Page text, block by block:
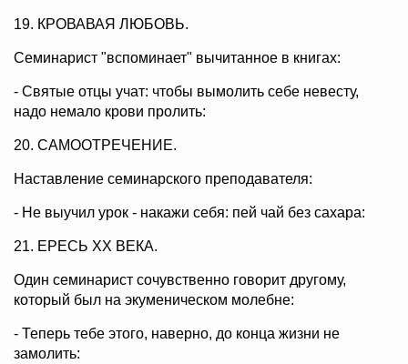
19. КРОВАВАЯ ЛЮБОВЬ.
Семинарист "вспоминает" вычитанное в книгах:
- Святые отцы учат: чтобы вымолить себе невесту,
надо немало крови пролить:
20. САМООТРЕЧЕНИЕ.
Наставление семинарского преподавателя:
- Не выучил урок - накажи себя: пей чай без сахара:
21. ЕРЕСЬ ХХ ВЕКА.
Один семинарист сочувственно говорит другому,
который был на экуменическом молебне:
- Теперь тебе этого, наверно, до конца жизни не
замолить: